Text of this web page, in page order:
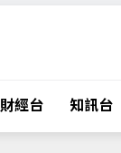
財經台 知訊台